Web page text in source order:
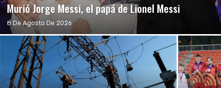
Murió Jorge Messi, el papá de Lionel Messi
8 De Agosto De 2026